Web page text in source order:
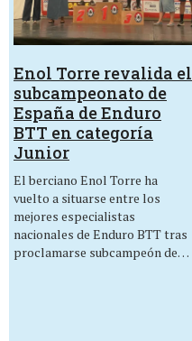
Enol Torre revalida el
subcampeonato de
España de Enduro
BTT en categoría
Junior
El berciano Enol Torre ha
vuelto a situarse entre los
mejores especialistas
nacionales de Enduro BTT tras
proclamarse subcampeón de…